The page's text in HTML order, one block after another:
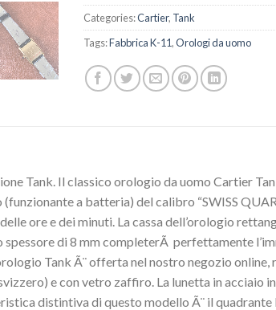
Categories:Cartier, Tank
Tags:Fabbrica K-11,Orologi da uomo
Tank. Il classico orologio da uomo Cartier
a batteria) del calibro “SWISS
ore e dei minuti. La cassa dell’orologio
spessore di 8 mm completerÃ perfettamente
Tank Ã¨ offerta nel nostro negozio online,
e con vetro zaffiro. La lunetta in acciaio
distintiva di questo modello Ã¨ il quadrante